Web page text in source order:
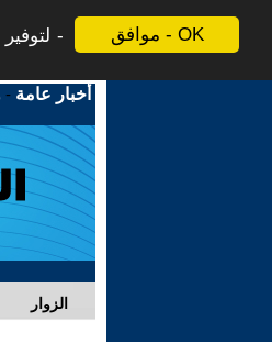
موافق - OK
أخبار عامة -
الزوار